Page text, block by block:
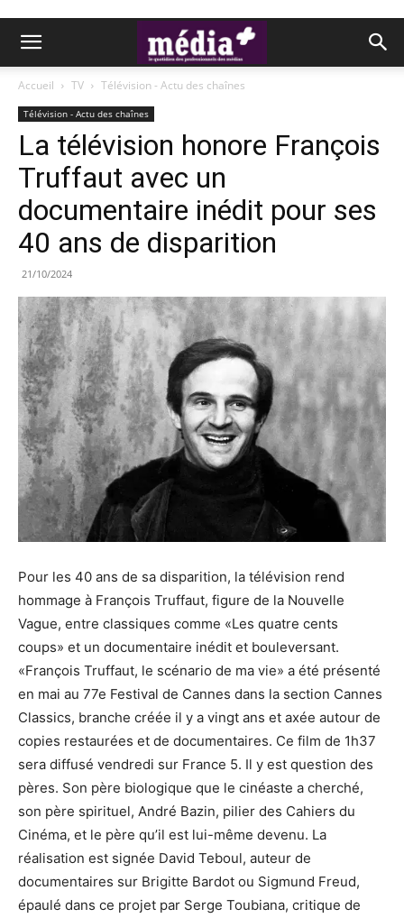
Accueil TV Télévision - Actu des chaînes
Télévision - Actu des chaînes
La télévision honore François
Truffaut avec un
documentaire inédit pour ses
40 ans de disparition
21/10/2024
Pour les 40 ans de sa disparition, la télévision rend
hommage à François Truffaut, figure de la Nouvelle
Vague, entre classiques comme «Les quatre cents
coups» et un documentaire inédit et bouleversant.
«François Truffaut, le scénario de ma vie» a été présenté
en mai au 77e Festival de Cannes dans la section Cannes
Classics, branche créée il y a vingt ans et axée autour de
copies restaurées et de documentaires. Ce film de 1h37
sera diffusé vendredi sur France 5. Il y est question des
pères. Son père biologique que le cinéaste a cherché,
son père spirituel, André Bazin, pilier des Cahiers du
Cinéma, et le père qu’il est lui-même devenu. La
réalisation est signée David Teboul, auteur de
documentaires sur Brigitte Bardot ou Sigmund Freud,
épaulé dans ce projet par Serge Toubiana, critique de